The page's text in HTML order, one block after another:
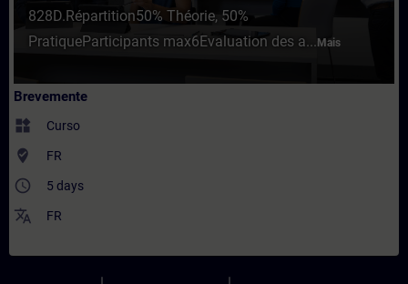
828D.Répartition50% Théorie, 50%
PratiqueParticipants max6Evaluation des a... Mais
Brevemente
widgets Curso
where_to_vote FR
access_time 5 days
translate FR